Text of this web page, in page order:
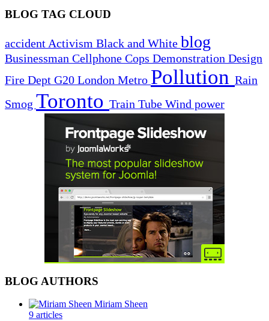
BLOG TAG CLOUD
accident Activism Black and White blog
Businessman Cellphone Cops Demonstration Design
Fire Dept G20 London Metro Pollution Rain
Smog Toronto Train Tube Wind power
BLOG AUTHORS
Miriam Sheen
9 articles